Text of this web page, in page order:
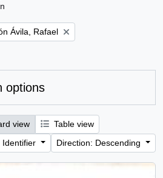
filter:
Ávila, Rafael
options
view
Table view
Identifier
Direction: Descending